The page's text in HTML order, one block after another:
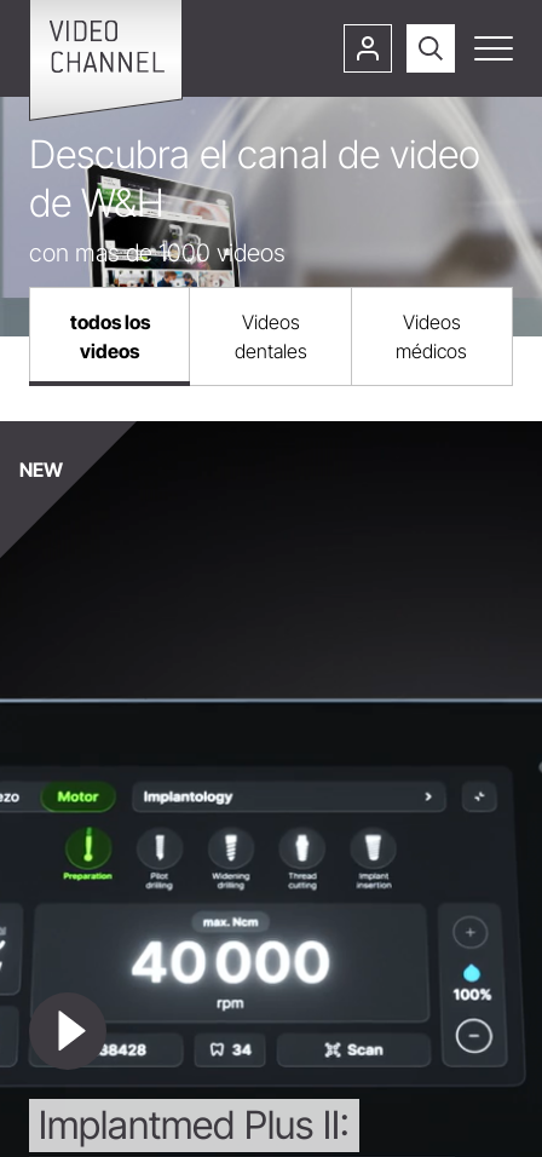
Descubra el canal de video
de W&H
con mas de 1000 videos
todos los
videos
Videos
dentales
Videos
médicos
Implantmed Plus II:
NEW